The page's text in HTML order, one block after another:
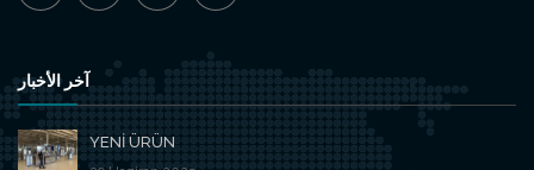
آخر الأخبار
YENİ ÜRÜN